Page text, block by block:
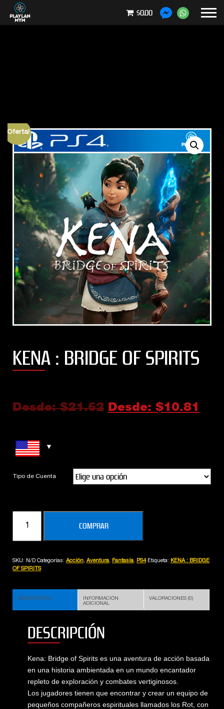
$0.00
¡Oferta!
KENA : BRIDGE OF SPIRITS
Desde:$21.62 Desde: $10.81
Tipo de Cuenta
BRIDGE
SPIRITS
COMPRAR
SKU: N/D Categorías: Acción, Aventura, Fantasía, PS4 Etiqueta: KENA : BRIDGE
OF SPIRITS
DESCRIPCIÓN
INFORMACIÓN
ADICIONAL
VALORACIONES (0)
DESCRIPCIÓN
Kena: Bridge of Spirits es una aventura de acción basada
en una historia ambientada en un mundo encantador
repleto de exploración y combates vertiginosos.
Los jugadores tienen que encontrar y crear un equipo de
pequeños compañeros espirituales llamados los Rot, con